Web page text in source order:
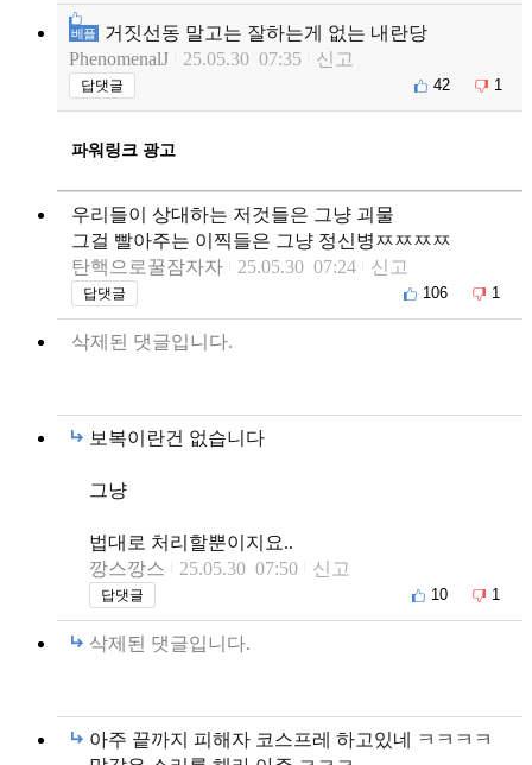
베플
거짓선동 말고는 잘하는게 없는 내란당
PhenomenalJ
25.05.30 07:35 신고
답댓글 42 1
파워링크 광고
우리들이 상대하는 저것들은 그냥 괴물
그걸 빨아주는 이찍들은 그냥 정신병ㅉㅉㅉㅉ
탄핵으로꿀잠자자
25.05.30 07:24 신고
답댓글 106 1
삭제된 댓글입니다.
보복이란건 없습니다
그냥
법대로 처리할뿐이지요..
깡스깡스
25.05.30 07:50 신고
답댓글 10 1
삭제된 댓글입니다.
아주 끝까지 피해자 코스프레 하고있네 ㅋㅋㅋㅋ